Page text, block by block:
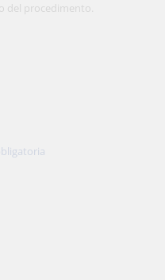
del procedimento.